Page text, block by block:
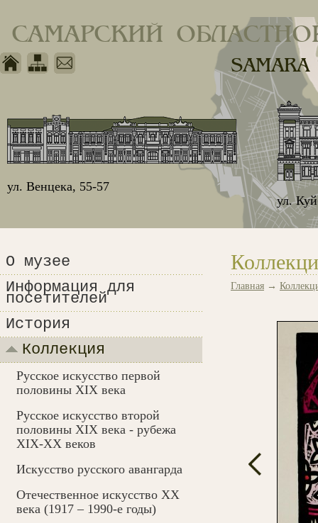
САМАРСКИЙ
ул.
ул. Венцека, 55-57
О музее
Информация для
посетителей
История
Коллекция
Русское искусство первой
половины XIX века
Русское искусство второй
половины XIX века - рубежа
XIX-ХХ веков
Искусство русского авангарда
Отечественное искусство XX
века (1917 – 1990-e годы)
Главная →